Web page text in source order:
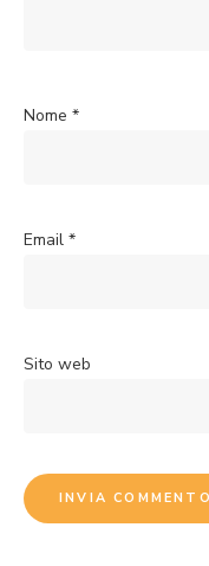
Nome *
Email *
Sito web